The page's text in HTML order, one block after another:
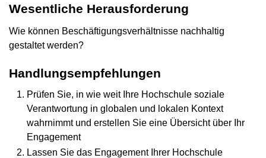
Wesentliche Herausforderung
Wie können Beschäftigungsverhältnisse nachhaltig
gestaltet werden?
Handlungsempfehlungen
Prüfen Sie, in wie weit Ihre Hochschule soziale
Verantwortung in globalen und lokalen Kontext
wahrnimmt und erstellen Sie eine Übersicht über Ihr
Engagement
Lassen Sie das Engagement Ihrer Hochschule